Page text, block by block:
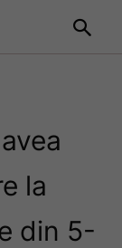
la
din 5-